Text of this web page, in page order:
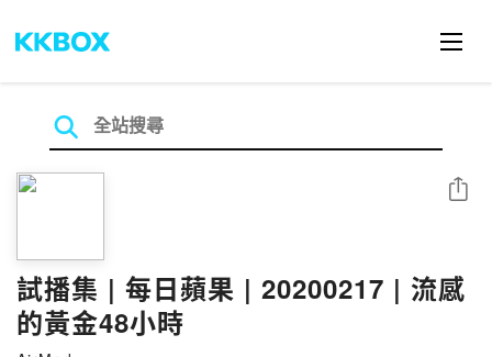
試播集 | 每日蘋果 | 20200217 | 流感
的黃金48小時
分享